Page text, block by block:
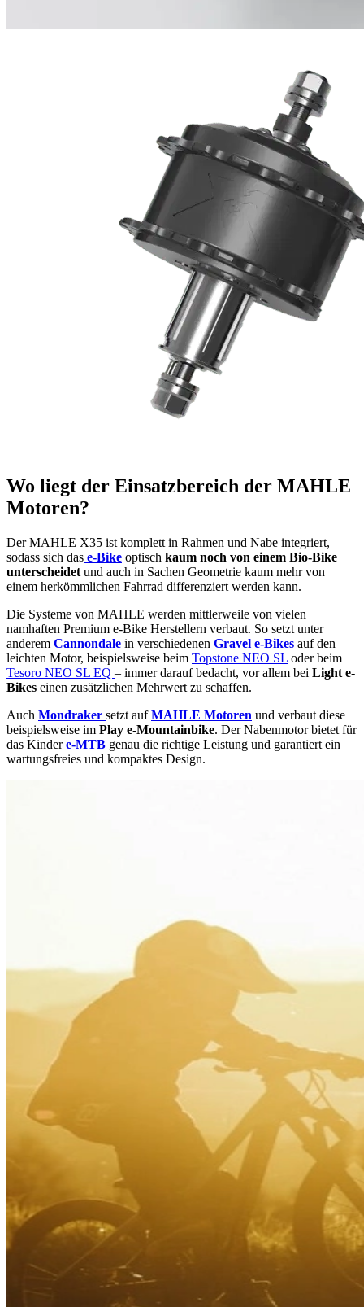
Wo liegt der Einsatzbereich der MAHLE
Motoren?
Der MAHLE X35 ist komplett in Rahmen und Nabe integriert,
sodass sich das e-Bike optisch kaum noch von einem Bio-Bike
unterscheidet und auch in Sachen Geometrie kaum mehr von
einem herkömmlichen Fahrrad differenziert werden kann.
Die Systeme von MAHLE werden mittlerweile von vielen
namhaften Premium e-Bike Herstellern verbaut. So setzt unter
anderem Cannondale in verschiedenen Gravel e-Bikes auf den
leichten Motor, beispielsweise beim Topstone NEO SL oder beim
Tesoro NEO SL EQ – immer darauf bedacht, vor allem bei Light e-
Bikes einen zusätzlichen Mehrwert zu schaffen.
Auch Mondraker setzt aufMAHLE Motoren und verbaut diese
beispielsweise im Play e-Mountainbike. Der Nabenmotor bietet für
das Kindere-MTB genau die richtige Leistung und garantiert ein
wartungsfreies und kompaktes Design.